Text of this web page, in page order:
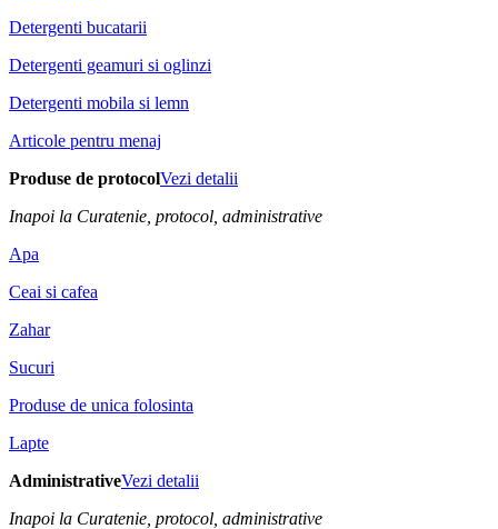
Detergenti bucatarii
Detergenti geamuri si oglinzi
Detergenti mobila si lemn
Articole pentru menaj
Produse de protocolVezi detalii
Inapoi la Curatenie, protocol, administrative
Apa
Ceai si cafea
Zahar
Sucuri
Produse de unica folosinta
Lapte
AdministrativeVezi detalii
Inapoi la Curatenie, protocol, administrative